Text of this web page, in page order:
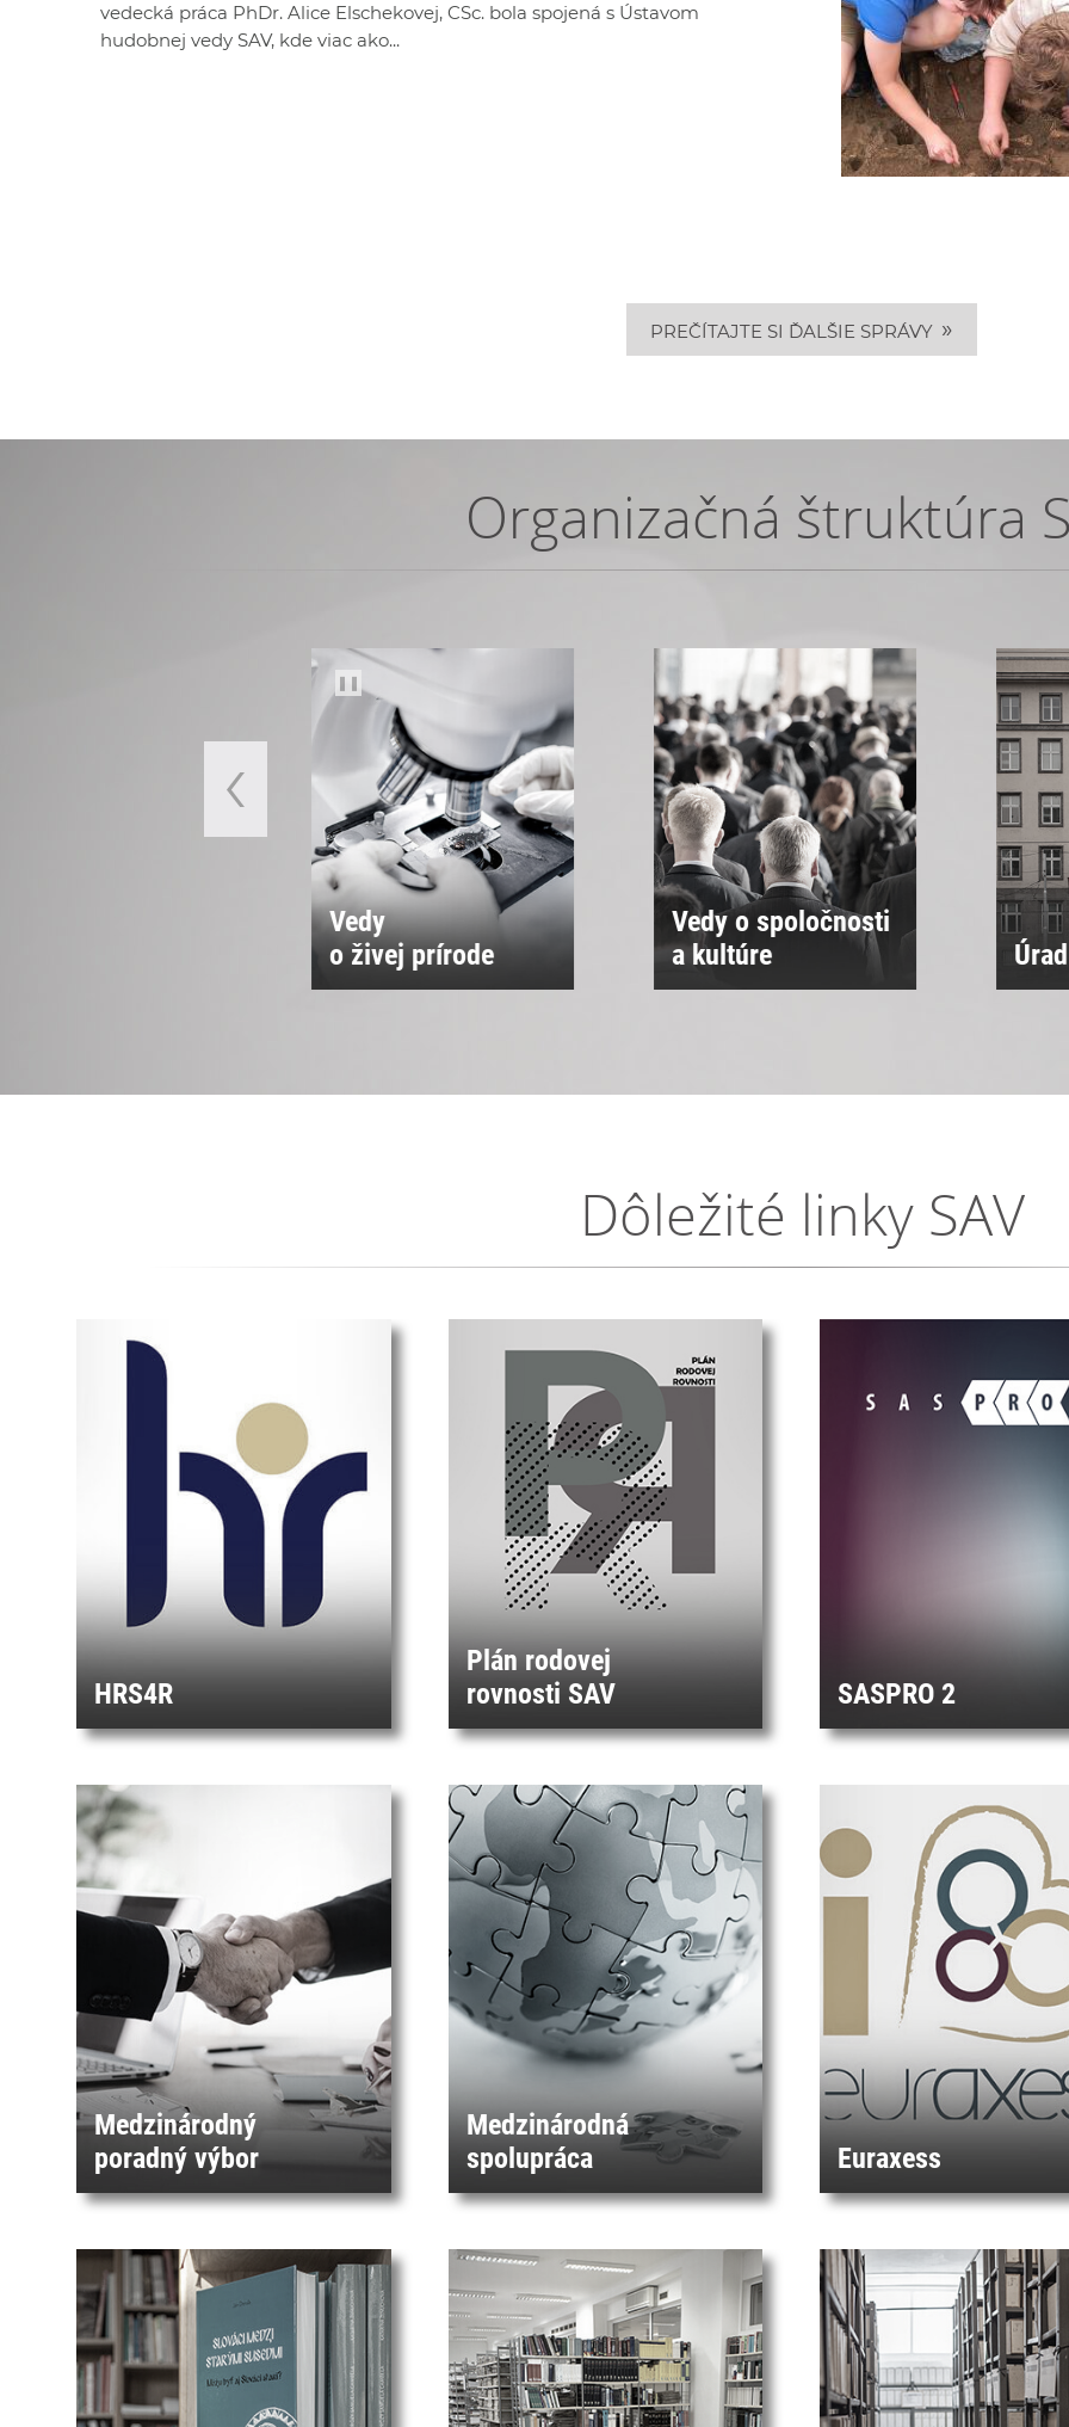
vedecká práca PhDr. Alice Elschekovej, CSc. bola spojená s Ústavom
hudobnej vedy SAV, kde viac ako...
PREČÍTAJTE SI ĎALŠIE SPRÁVY »
Organizačná štruktúra
Vedy o spoločnosti
a kultúre
Úrad SAV
Dôležité linky SAV
HRS4R
Plán rodovej
rovnosti SAV
SASPRO 2
Medzinárodný
poradný výbor
Medzinárodná
spolupráca
Euraxess